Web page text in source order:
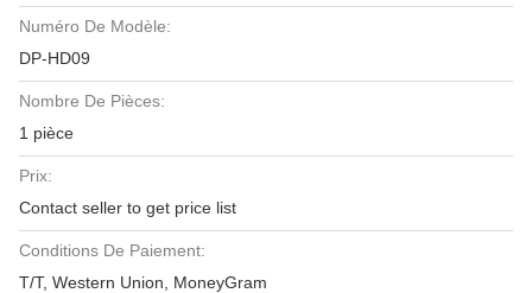
Numéro De Modèle:
DP-HD09
Nombre De Pièces:
1 pièce
Prix:
Contact seller to get price list
Conditions De Paiement:
T/T, Western Union, MoneyGram